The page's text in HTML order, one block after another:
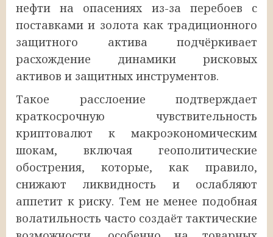
нефти на опасениях из-за перебоев с
поставками и золота как традиционного
защитного актива подчёркивает
расхождение динамики рисковых
активов и защитных инструментов.
Такое расслоение подтверждает
краткосрочную чувствительность
криптовалют к макроэкономическим
шокам, включая геополитические
обострения, которые, как правило,
снижают ликвидность и ослабляют
аппетит к риску. Тем не менее подобная
волатильность часто создаёт тактические